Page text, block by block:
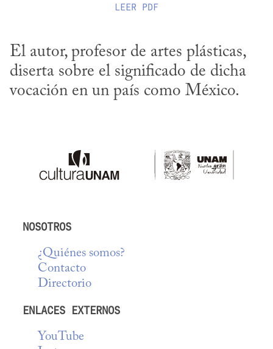
LEER PDF
El autor, profesor de artes plásticas,
diserta sobre el significado de dicha
vocación en un país como México.
NOSOTROS
¿Quiénes somos?
Contacto
Directorio
ENLACES EXTERNOS
YouTube